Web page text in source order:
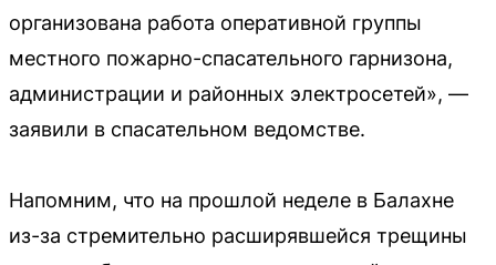
организована работа оперативной группы
местного пожарно-спасательного гарнизона,
администрации и районных электросетей», —
заявили в спасательном ведомстве.
Напомним, что на прошлой неделе в Балахне
из-за стремительно расширявшейся трещины